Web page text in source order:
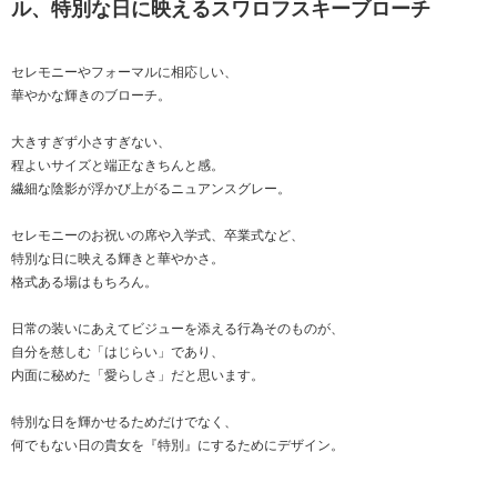
ル、特別な日に映えるスワロフスキーブローチ
セレモニーやフォーマルに相応しい、
華やかな輝きのブローチ。
大きすぎず小さすぎない、
程よいサイズと端正なきちんと感。
繊細な陰影が浮かび上がるニュアンスグレー。
セレモニーのお祝いの席や入学式、卒業式など、
特別な日に映える輝きと華やかさ。
格式ある場はもちろん。
日常の装いにあえてビジューを添える行為そのものが、
自分を慈しむ「はじらい」であり、
内面に秘めた「愛らしさ」だと思います。
特別な日を輝かせるためだけでなく、
何でもない日の貴女を『特別』にするためにデザイン。